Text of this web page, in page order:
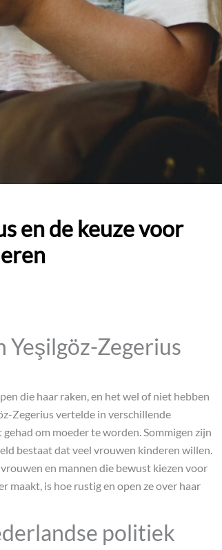
en de keuze voor
Yeşilgöz-Zegerius
die haar raken, en het wel of niet hebben
Zegerius vertelde in verschillende
om moeder te worden. Sommigen zijn
bestaat dat veel vrouwen kinderen willen.
en mannen die bewust kiezen voor
maakt, is hoe rustig en open ze over haar
politiek